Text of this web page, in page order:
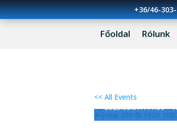
+36/46-
Főoldal Rólunk
<< All Events
Jókai 200 –
2025.05.07. /17:00-